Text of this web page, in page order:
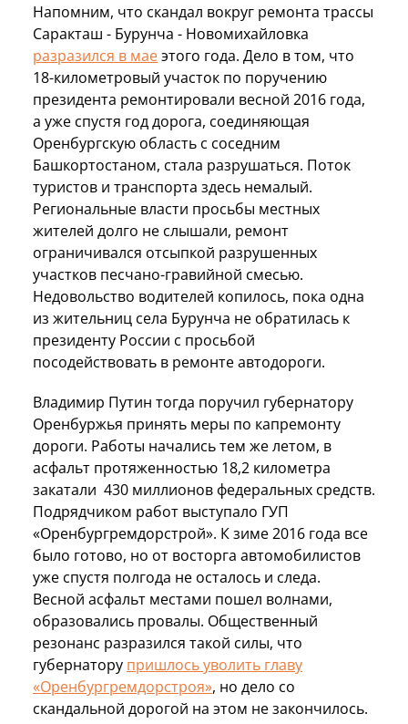
Напомним, что скандал вокруг ремонта трассы
Саракташ - Бурунча - Новомихайловка
разразился в маеэтого года. Дело в том, что
18-километровый участок по поручению
президента ремонтировали весной 2016 года,
а уже спустя год дорога, соединяющая
Оренбургскую область с соседним
Башкортостаном, стала разрушаться. Поток
туристов и транспорта здесь немалый.
Региональные власти просьбы местных
жителей долго не слышали, ремонт
ограничивался отсыпкой разрушенных
участков песчано-гравийной смесью.
Недовольство водителей копилось, пока одна
из жительниц села Бурунча не обратилась к
президенту России с просьбой
посодействовать в ремонте автодороги.
Владимир Путин тогда поручил губернатору
Оренбуржья принять меры по капремонту
дороги. Работы начались тем же летом, в
асфальт протяженностью 18,2 километра
закатали 430 миллионов федеральных средств.
Подрядчиком работ выступало ГУП
«Оренбургремдорстрой». К зиме 2016 года все
было готово, но от восторга автомобилистов
уже спустя полгода не осталось и следа.
Весной асфальт местами пошел волнами,
образовались провалы. Общественный
резонанс разразился такой силы, что
губернатору пришлось уволить главу
«Оренбургремдорстроя», но дело со
скандальной дорогой на этом не закончилось.